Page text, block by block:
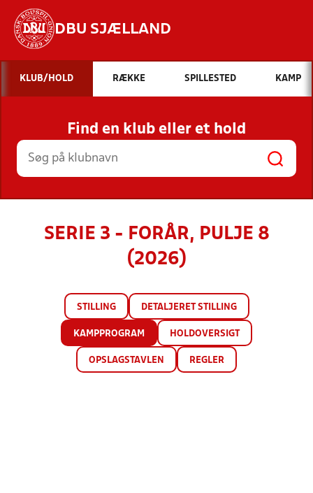
DBU SJÆLLAND
Hvad vil du søge efter?
INDHOLD OG NYHEDER
STILLINGER, RESULTATER, KLUBBER OG
HOLD
KLUB/HOLD RÆKKE SPILLESTED KAMP
Find en klub eller et hold
SERIE 3 - FORÅR, PULJE 8
(2026)
STILLING DETALJERET STILLING
KAMPPROGRAM HOLDOVERSIGT
OPSLAGSTAVLEN REGLER